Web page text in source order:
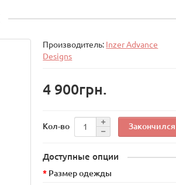
Производитель: Inzer Advance
Designs
4 900грн.
Кол-во Закончился
Доступные опции
Размер одежды